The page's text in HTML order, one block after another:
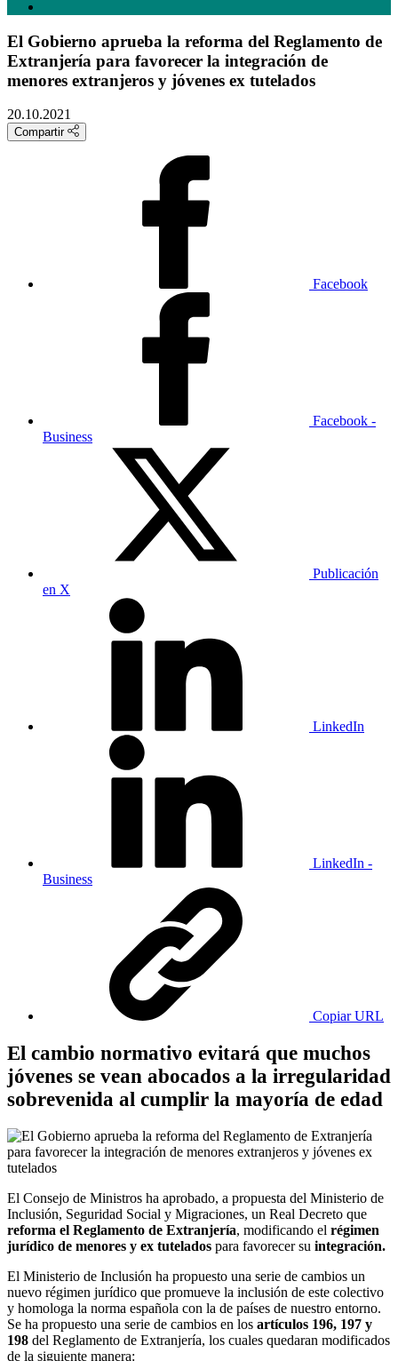
El Gobierno aprueba la reforma del Reglamento de
Extranjería para favorecer la integración de
menores extranjeros y jóvenes ex tutelados
20.10.2021
Compartir
Facebook
Facebook -
Business
Publicación
en X
LinkedIn
LinkedIn -
Business
Copiar URL
El cambio normativo evitará que muchos
jóvenes se vean abocados a la irregularidad
sobrevenida al cumplir la mayoría de edad
El Consejo de Ministros ha aprobado, a propuesta del Ministerio de
Inclusión, Seguridad Social y Migraciones, un Real Decreto que
reforma el Reglamento de Extranjería, modificando el régimen
jurídico de menores y ex tutelados para favorecer su integración.
El Ministerio de Inclusión ha propuesto una serie de cambios un
nuevo régimen jurídico que promueve la inclusión de este colectivo
y homologa la norma española con la de países de nuestro entorno.
Se ha propuesto una serie de cambios en los artículos 196, 197 y
198 del Reglamento de Extranjería, los cuales quedaran modificados
de la siguiente manera: